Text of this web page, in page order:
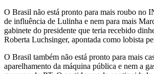
O Brasil não está pronto para mais roubo no
de influência de Lulinha e nem para mais
gabinete do presidente que teria recebido
Roberta Luchsinger, apontada como lobista
O Brasil também não está pronto para mais
aparelhamento da máquina pública e nem a